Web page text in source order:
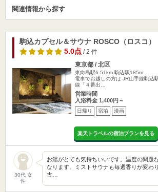
関連情報から探す
駒込カプセル＆サウナ ROSCO（ロスコ）
5.0点/ 2 件
東京都 / 北区
東向島駅6.51km 駒込駅185m
電車でお越しの方は JR山手線駒込
線「４番出…
営業時間
入浴料金 1,400円～
日帰り 宿泊 漫画
楽天トラベルの宿泊プランを見る
30代 女
性
お湯がとても気持ちいいです。温度の問題
なります。ミストサウナも毎週香りが変わ
古…